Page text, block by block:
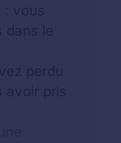
: vous
dans le
perdu
avoir pris